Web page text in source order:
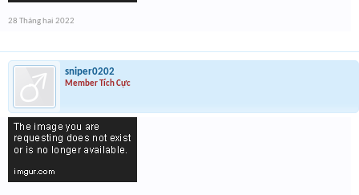
28 Tháng hai 2022
sniper0202
Member Tích Cực